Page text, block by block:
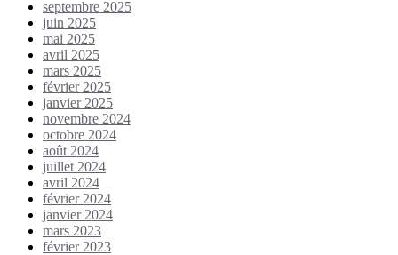
septembre 2025
juin 2025
mai 2025
avril 2025
mars 2025
février 2025
janvier 2025
novembre 2024
octobre 2024
août 2024
juillet 2024
avril 2024
février 2024
janvier 2024
mars 2023
février 2023